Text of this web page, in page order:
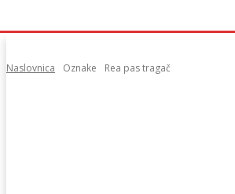
Naslovnica Oznake Rea pas tragač